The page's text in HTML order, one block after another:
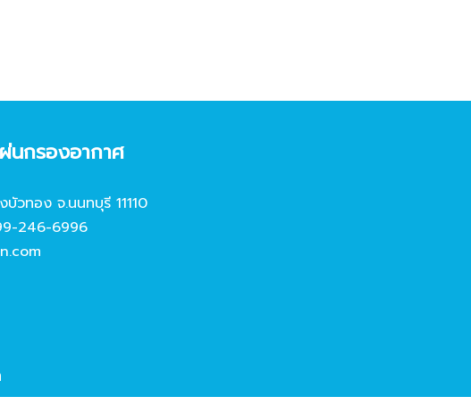
นกรองอากาศ
ทอง จ.นนทบุรี 11110
246-6996